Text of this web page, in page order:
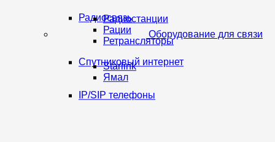
Оборудование для связи
Радиосвязь
Радиостанции
Рации
Ретрансляторы
Спутниковый интернет
Starlink
Ямал
IP/SIP телефоны